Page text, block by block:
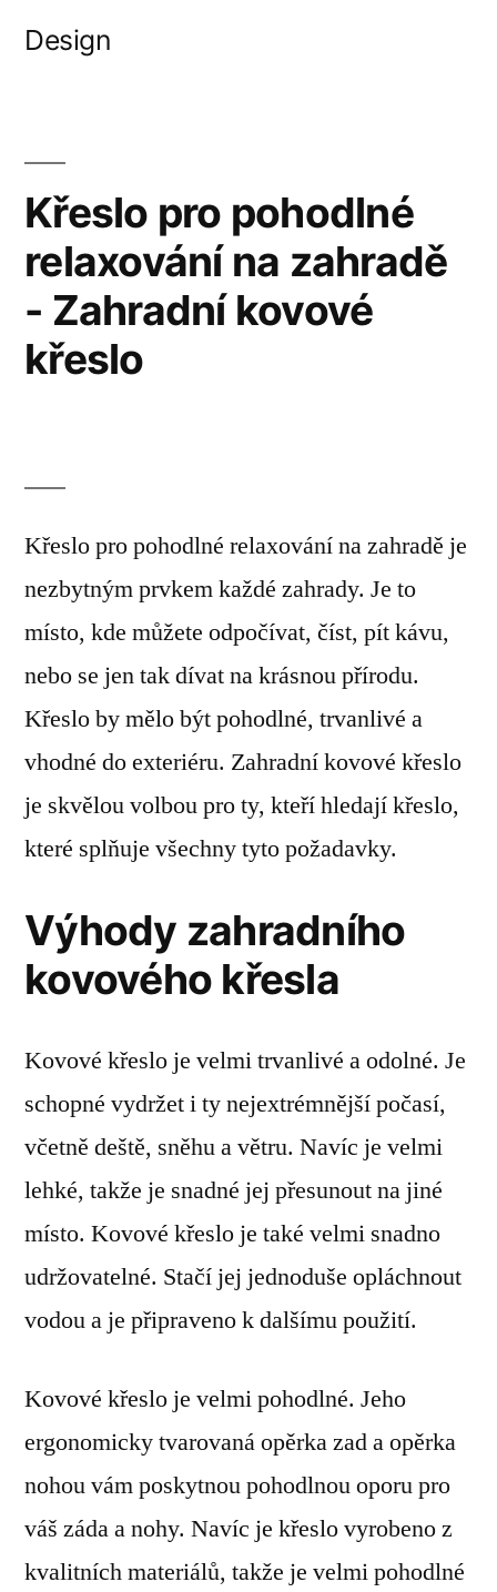
Design
Křeslo pro pohodlné
relaxování na zahradě
- Zahradní kovové
křeslo
Křeslo pro pohodlné relaxování na zahradě je
nezbytným prvkem každé zahrady. Je to
místo, kde můžete odpočívat, číst, pít kávu,
nebo se jen tak dívat na krásnou přírodu.
Křeslo by mělo být pohodlné, trvanlivé a
vhodné do exteriéru. Zahradní kovové křeslo
je skvělou volbou pro ty, kteří hledají křeslo,
které splňuje všechny tyto požadavky.
Výhody zahradního
kovového křesla
Kovové křeslo je velmi trvanlivé a odolné. Je
schopné vydržet i ty nejextrémnější počasí,
včetně deště, sněhu a větru. Navíc je velmi
lehké, takže je snadné jej přesunout na jiné
místo. Kovové křeslo je také velmi snadno
udržovatelné. Stačí jej jednoduše opláchnout
vodou a je připraveno k dalšímu použití.
Kovové křeslo je velmi pohodlné. Jeho
ergonomicky tvarovaná opěrka zad a opěrka
nohou vám poskytnou pohodlnou oporu pro
váš záda a nohy. Navíc je křeslo vyrobeno z
kvalitních materiálů, takže je velmi pohodlné